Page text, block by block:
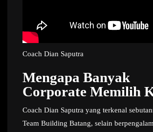
Coach Dian Saputra
Mengapa Banyak
Corporate Memilih
Coach Dian Saputra yang terkenal
Team Building Batang, selain